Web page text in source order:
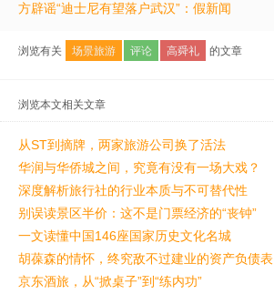
方辟谣“迪士尼有望落户武汉”：假新闻
浏览有关 场景旅游 评论 高舜礼 的文章
浏览本文相关文章
从ST到摘牌，两家旅游公司换了活法
华润与华侨城之间，究竟有没有一场大戏？
深度解析旅行社的行业本质与不可替代性
别误读景区半价：这不是门票经济的“丧钟”
一文读懂中国146座国家历史文化名城
胡葆森的情怀，终究敌不过建业的资产负债表
京东酒旅，从“掀桌子”到“练内功”